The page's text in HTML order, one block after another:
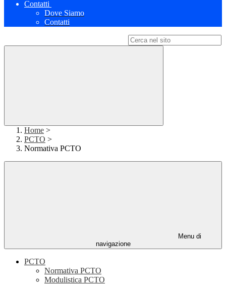
Contatti
Dove Siamo
Contatti
Home >
PCTO >
Normativa PCTO
Menu di
navigazione
PCTO
Normativa PCTO
Modulistica PCTO